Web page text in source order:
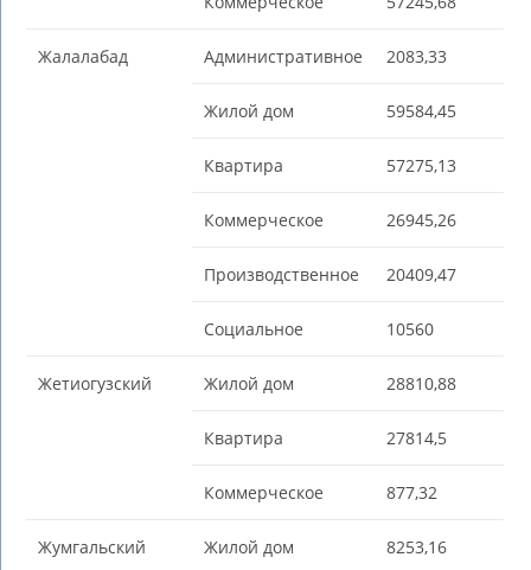
Жалалабад Административное 2083,33
Жилой дом 59584,45
Квартира 57275,13
Коммерческое 26945,26
Производственное 20409,47
Социальное 10560
Жетиогузский Жилой дом 28810,88
Квартира 27814,5
Коммерческое 877,32
Жумгальский Жилой дом 8253,16